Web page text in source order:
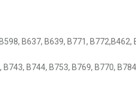
B637, B639, B771, B772,B462,
B744, B753, B769, B770,